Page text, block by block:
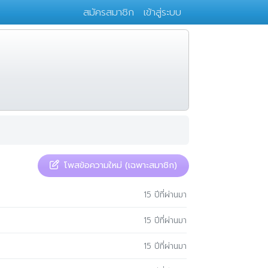
สมัครสมาชิก เข้าสู่ระบบ
โพสข้อความใหม่ (เฉพาะสมาชิก)
15 ปีที่ผ่านมา
15 ปีที่ผ่านมา
15 ปีที่ผ่านมา